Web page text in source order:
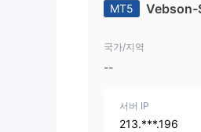
MT5 Vebson-
국가/지역
--
서버 IP
213.***.196